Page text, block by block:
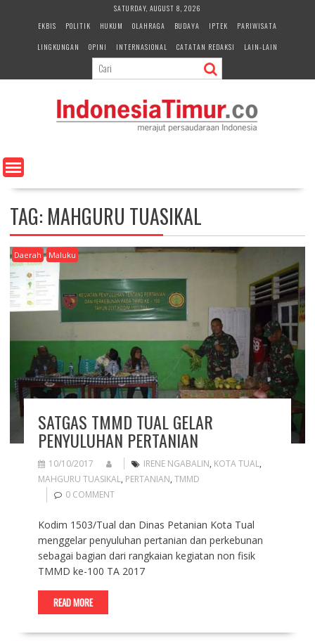
e
n
SATURDAY, AUGUST 8, 2026
EKBIS
POLITIK HUKUM OLAHRAGA BUDAYA IPTEK
PARIWISATA
LINGKUNGAN
OPINI INTERNASIONAL CATATAN REDAKSI LAIN-LAIN
TAG: MAHGURU TUASIKAL
Daerah Maluku
SATGAS TMMD TUAL GELAR
PENYULUHAN PERTANIAN
10/10/2017 IRENE NGABALIN, KOTA TUAL,
MAHGURU TUASIKAL, PERTANIAN, TMMD
0 COMMENT
Kodim 1503/Tual dan Dinas Petanian Kota Tual
menggelar penyuluhan pertanian dan perkebunan
sebagai bagian dari rangkaian kegiatan non fisik
TMMD ke-100 TA 2017
READ MORE